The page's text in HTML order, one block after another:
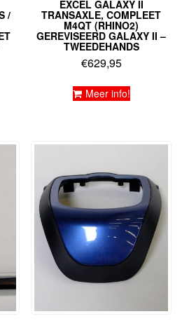
/
EXCEL GALAXY II
TRANSAXLE, COMPLEET
M4QT (RHINO2)
GEREVISEERD GALAXY II –
TWEEDEHANDS
€629,95
Meer info!